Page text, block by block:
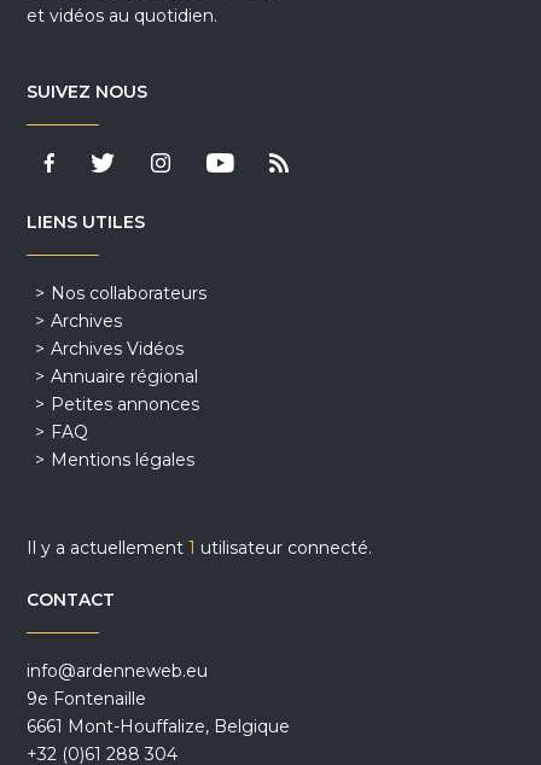
et vidéos au quotidien.
SUIVEZ NOUS
LIENS UTILES
Nos collaborateurs
Archives
Archives Vidéos
Annuaire régional
Petites annonces
FAQ
Mentions légales
Il y a actuellement1 utilisateur connecté.
CONTACT
info@ardenneweb.eu
9e Fontenaille
6661 Mont-Houffalize, Belgique
+32 (0)61 288 304